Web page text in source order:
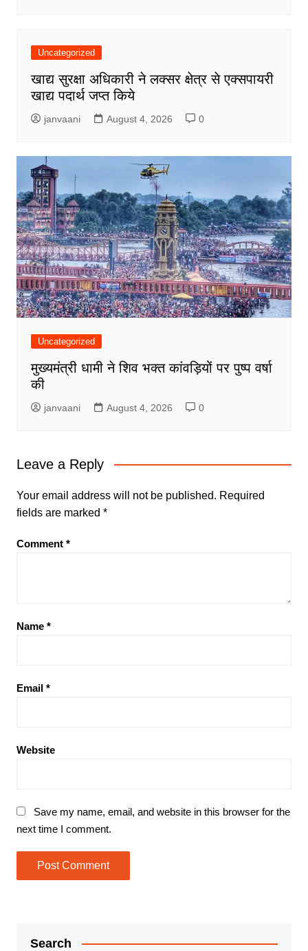
Uncategorized
खाद्य सुरक्षा अधिकारी ने लक्सर क्षेत्र से एक्सपायरी
खाद्य पदार्थ जप्त किये
janvaani August 4, 2026 0
Uncategorized
मुख्यमंत्री धामी ने शिव भक्त कांवड़ियों पर पुष्प वर्षा
की
janvaani August 4, 2026 0
Leave a Reply
Your email address will not be published. Required
fields are marked *
Comment *
Name *
Email *
Website
Save my name, email, and website in this browser for the
next time I comment.
Search